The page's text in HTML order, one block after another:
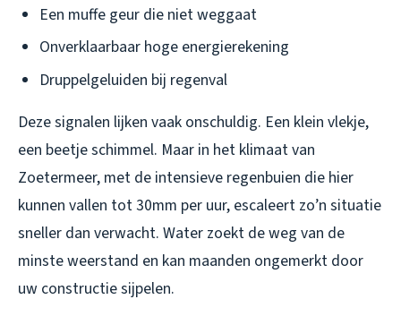
Een muffe geur die niet weggaat
Onverklaarbaar hoge energierekening
Druppelgeluiden bij regenval
Deze signalen lijken vaak onschuldig. Een klein vlekje,
een beetje schimmel. Maar in het klimaat van
Zoetermeer, met de intensieve regenbuien die hier
kunnen vallen tot 30mm per uur, escaleert zo’n situatie
sneller dan verwacht. Water zoekt de weg van de
minste weerstand en kan maanden ongemerkt door
uw constructie sijpelen.